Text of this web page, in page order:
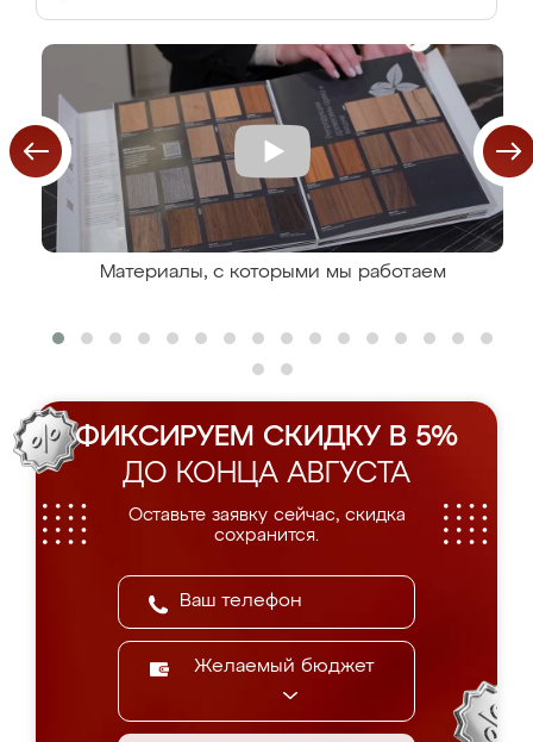
Материалы, с которыми мы работаем
ФИКСИРУЕМ СКИДКУ В 5%
ДО КОНЦА АВГУСТА
Оставьте заявку сейчас, скидка
сохранится.
Желаемый бюджет